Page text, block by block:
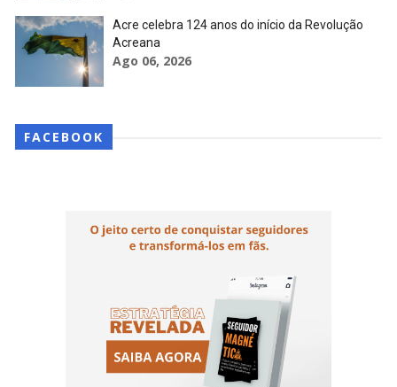
Acre celebra 124 anos do início da Revolução
Acreana
Ago 06, 2026
FACEBOOK